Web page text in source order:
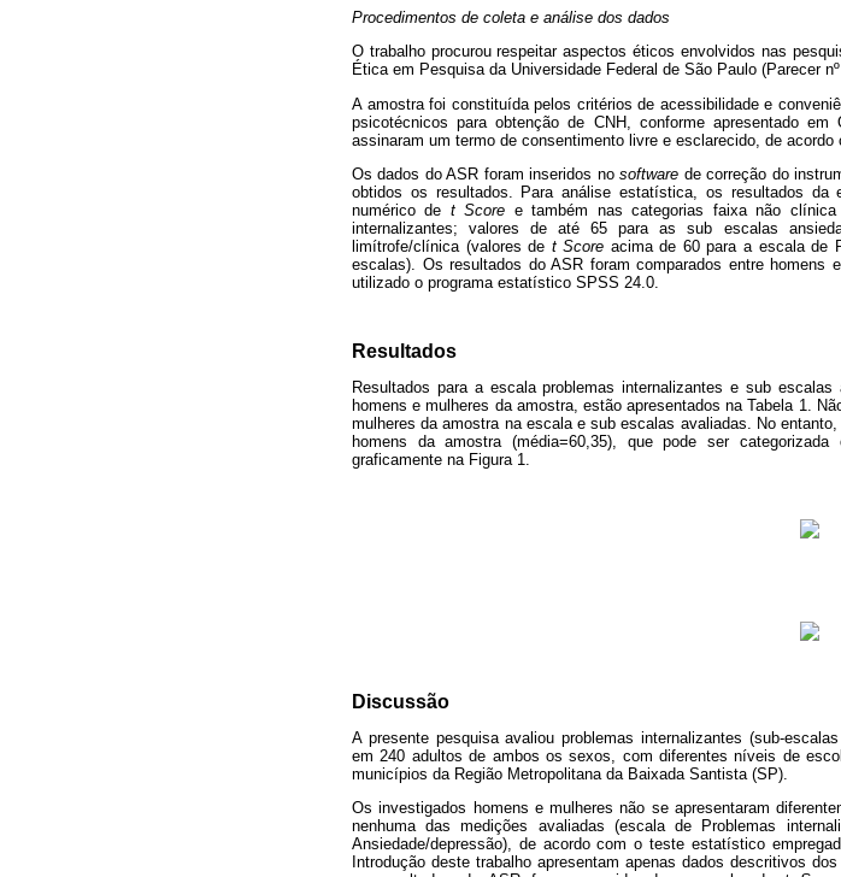
Procedimentos de coleta e análise dos dados
O trabalho procurou respeitar aspectos éticos envolvidos nas
Ética em Pesquisa da Universidade Federal de São Paulo (Parecer
A amostra foi constituída pelos critérios de acessibilidade e
psicotécnicos para obtenção de CNH, conforme apresentado
assinaram um termo de consentimento livre e esclarecido, de
Os dados do ASR foram inseridos nosoftware de correção do
obtidos os resultados. Para análise estatística, os resultados
numérico de t Score e também nas categorias faixa não
internalizantes; valores de até 65 para as sub escalas
limítrofe/clínica (valores de t Score acima de 60 para a escala de
escalas). Os resultados do ASR foram comparados entre homens
utilizado o programa estatístico SPSS 24.0.
Resultados
Resultados para a escala problemas internalizantes e sub
homens e mulheres da amostra, estão apresentados na Tabela 1.
mulheres da amostra na escala e sub escalas avaliadas. No
homens da amostra (média=60,35), que pode ser
graficamente na Figura 1.
Discussão
A presente pesquisa avaliou problemas internalizantes (sub-
em 240 adultos de ambos os sexos, com diferentes níveis de
municípios da Região Metropolitana da Baixada Santista (SP).
Os investigados homens e mulheres não se apresentaram
nenhuma das medições avaliadas (escala de Problemas
Ansiedade/depressão), de acordo com o teste estatístico
Introdução deste trabalho apresentam apenas dados descritivos